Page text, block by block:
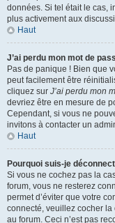
données. Si tel était le cas,
plus activement aux
Haut
J’ai perdu mon mot de
Pas de panique ! Bien que
peut facilement être
cliquez sur J’ai perdu mon
devriez être en mesure de
Cependant, si vous ne
invitons à contacter un
Haut
Pourquoi suis-je
Si vous ne cochez pas la
forum, vous ne resterez
permet d’éviter que votre
connecté, veuillez cocher la
au forum. Ceci n’est pas